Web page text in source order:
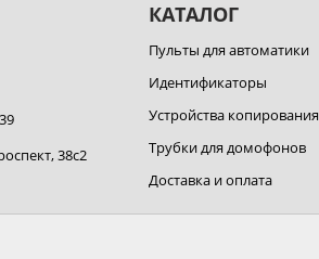
38с2
КАТАЛОГ
Пульты для автоматики
Идентификаторы
Устройства копирования
Трубки для домофонов
Доставка и оплата